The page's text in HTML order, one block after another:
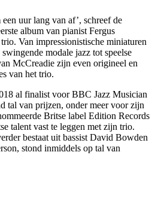
uur lang van af’, schreef de
album van pianist Fergus
Van impressionistische miniaturen
modale jazz tot speelse
McCreadie zijn even origineel en
van het trio.
al finalist voor BBC Jazz Musician
tal van prijzen, onder meer voor zijn
Britse label Edition Records
talent vast te leggen met zijn trio.
bestaat uit bassist David Bowden
stond inmiddels op tal van